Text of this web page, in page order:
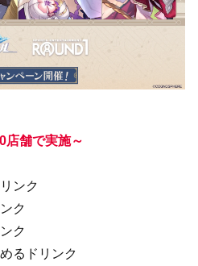
店舗で実施～
ンク
ク
ク
るドリンク